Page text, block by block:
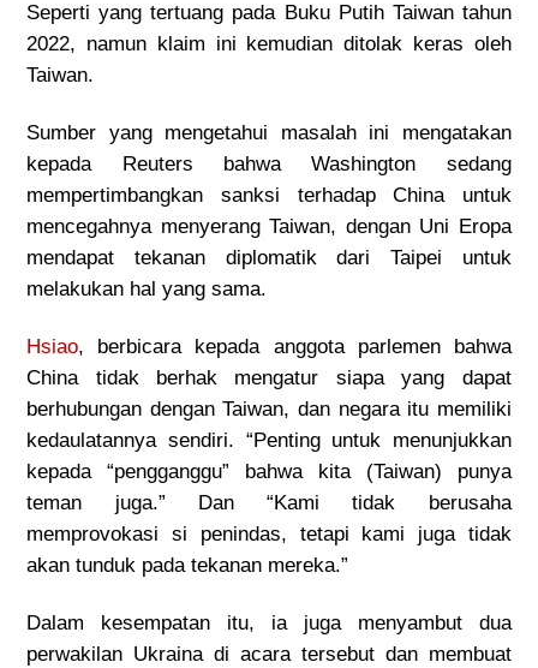
Seperti yang tertuang pada Buku Putih Taiwan tahun
2022, namun klaim ini kemudian ditolak keras oleh
Taiwan.
Sumber yang mengetahui masalah ini mengatakan
kepada Reuters bahwa Washington sedang
mempertimbangkan sanksi terhadap China untuk
mencegahnya menyerang Taiwan, dengan Uni Eropa
mendapat tekanan diplomatik dari Taipei untuk
melakukan hal yang sama.
Hsiao, berbicara kepada anggota parlemen bahwa
China tidak berhak mengatur siapa yang dapat
berhubungan dengan Taiwan, dan negara itu memiliki
kedaulatannya sendiri. “Penting untuk menunjukkan
kepada “pengganggu” bahwa kita (Taiwan) punya
teman juga.” Dan “Kami tidak berusaha
memprovokasi si penindas, tetapi kami juga tidak
akan tunduk pada tekanan mereka.”
Dalam kesempatan itu, ia juga menyambut dua
perwakilan Ukraina di acara tersebut dan membuat